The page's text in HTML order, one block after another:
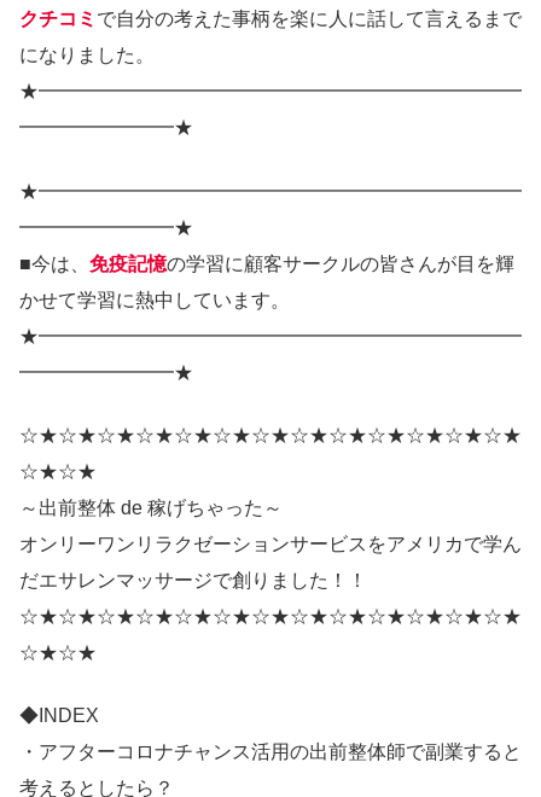
クチコミ で自分の考えた事柄を楽に人に話して言えるまで
になりました。
★━━━━━━━━━━━━━━━━━━━━━━━━━
━━━━━━━━★
★━━━━━━━━━━━━━━━━━━━━━━━━━
━━━━━━━━★
■今は、 免疫記憶の学習に顧客サークルの皆さんが目を輝
かせて学習に熱中しています。
★━━━━━━━━━━━━━━━━━━━━━━━━━
━━━━━━━━★
☆★☆★☆★☆★☆★☆★☆★☆★☆★☆★☆★☆★☆★
☆★☆★
～出前整体 de 稼げちゃった～
オンリーワンリラクゼーションサービスをアメリカで学ん
だエサレンマッサージで創りました！！
☆★☆★☆★☆★☆★☆★☆★☆★☆★☆★☆★☆★☆★
☆★☆★
◆INDEX
・アフターコロナチャンス活用の出前整体師で副業すると
考えるとしたら？